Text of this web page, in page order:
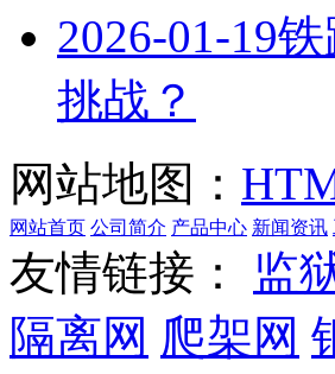
2026-01-19铁
挑战？
网站地图：
网站首页 公司简介 产品中心 新闻资讯
友情链接： 监
隔离网 爬架网